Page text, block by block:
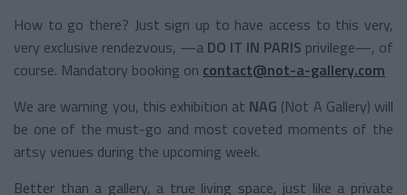
How to go there? Just sign up to have access to this very,
very exclusive rendezvous, —a DO IT IN PARIS privilege—, of
course. Mandatory booking on contact@not-a-gallery.com
We are warning you, this exhibition at NAG (Not A Gallery) will
be one of the must-go and most coveted moments of the
artsy venues during the upcoming week.
Better than a gallery, a true living space, just like a private